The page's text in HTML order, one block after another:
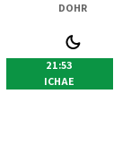
DOHR
21:53
ICHAE